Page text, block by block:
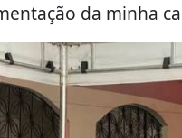
da minha